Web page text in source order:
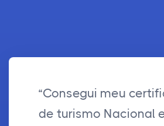
“Consegui meu
de turismo Nacional